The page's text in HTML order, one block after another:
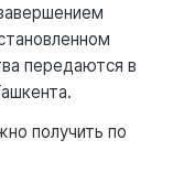
передаются в
получить по